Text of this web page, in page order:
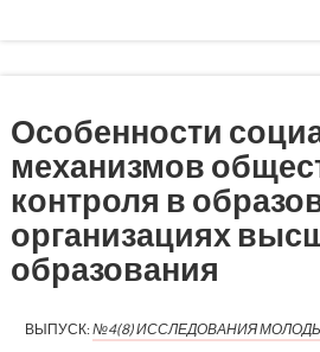
Особенности
механизмов
контроля в
организациях
образования
ВЫПУСК:№4(8) ИССЛЕДОВАНИЯ